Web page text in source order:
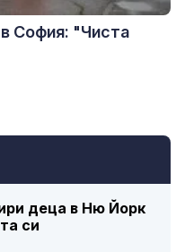
деца в Ню Йорк
си
в София: "Чиста